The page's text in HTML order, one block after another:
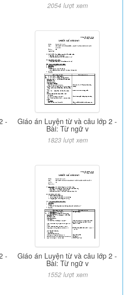
2054 lượt xem
- Giáo án Luyện từ và câu lớp 2 -
Bài: Từ ngữ v
1823 lượt xem
- Giáo án Luyện từ và câu lớp 2 -
Bài: Từ ngữ v
1552 lượt xem